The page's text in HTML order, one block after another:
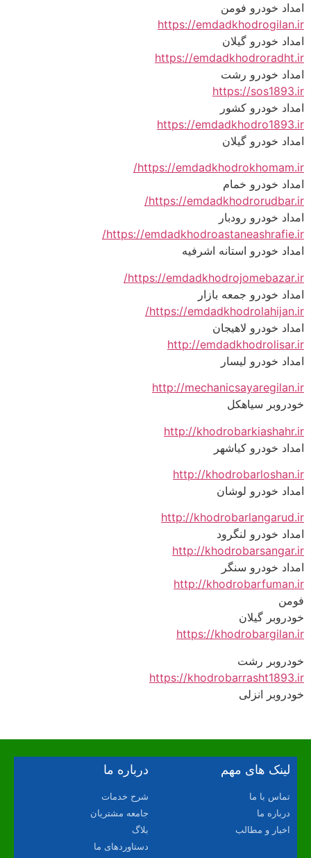
امداد خودرو فومن
https://emdadkhodrogilan.ir
امداد خودرو گیلان
https://emdadkhodroradht.ir
امداد خودرو رشت
https://sos1893.ir
امداد خودرو کشور
https://emdadkhodro1893.ir
امداد خودرو گیلان
https://emdadkhodrokhomam.ir/
امداد خودرو خمام
https://emdadkhodrorudbar.ir/
امداد خودرو رودبار
https://emdadkhodroastaneashrafie.ir/
امداد خودرو استانه اشرفیه
https://emdadkhodrojomebazar.ir/
امداد خودرو جمعه بازار
https://emdadkhodrolahijan.ir/
امداد خودرو لاهیجان
http://emdadkhodrolisar.ir
امداد خودرو لیسار
http://mechanicsayaregilan.ir
خودروبر سیاهکل
http://khodrobarkiashahr.ir
امداد خودرو کیاشهر
http://khodrobarloshan.ir
امداد خودرو لوشان
http://khodrobarlangarud.ir
امداد خودرو لنگرود
http://khodrobarsangar.ir
امداد خودرو سنگر
http://khodrobarfuman.ir
فومن
خودروبر گیلان
https://khodrobargilan.ir
خودروبر رشت
https://khodrobarrasht1893.ir
خودروبر انزلی
لینک های مهم
تماس با ما
درباره ما
اخبار و مطالب
درباره ما
شرح خدمات
جامعه مشتریان
بلاگ
دستاوردهای ما